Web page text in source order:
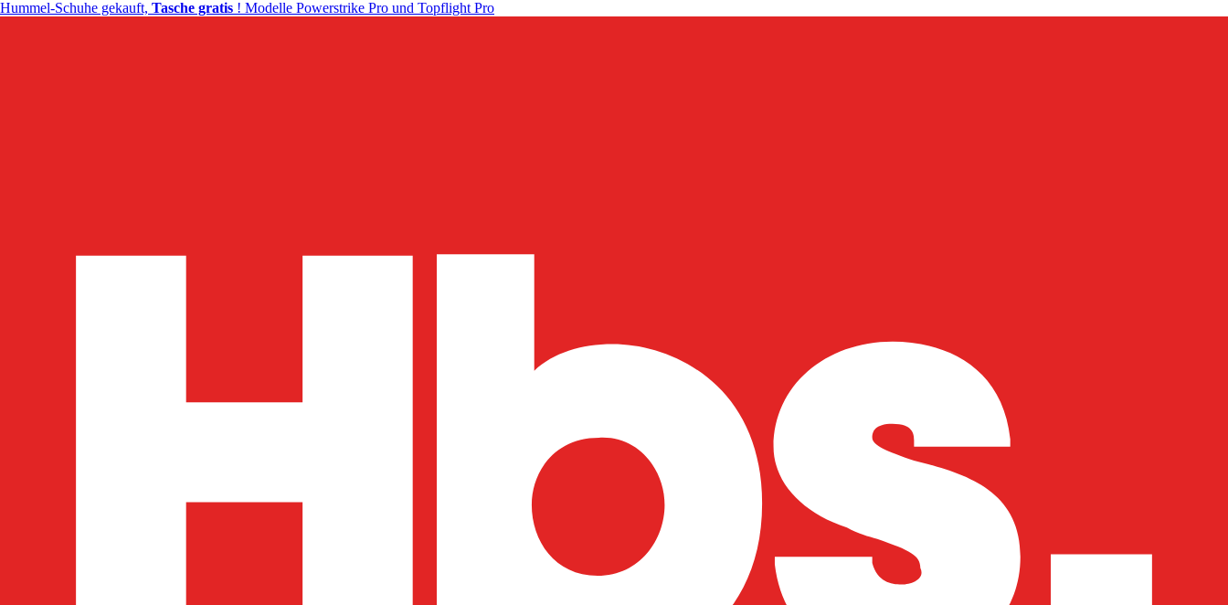
Hummel-Schuhe gekauft, Tasche gratis ! Modelle Powerstrike Pro und Topflight Pro